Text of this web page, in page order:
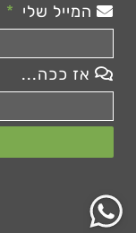
המייל שלי
אז ככה...